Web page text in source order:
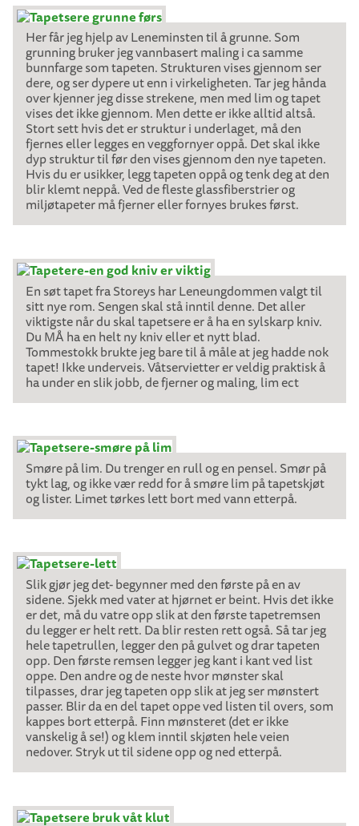
Her får jeg hjelp av Leneminsten til å grunne. Som
grunning bruker jeg vannbasert maling i ca samme
bunnfarge som tapeten. Strukturen vises gjennom ser
dere, og ser dypere ut enn i virkeligheten. Tar jeg hånda
over kjenner jeg disse strekene, men med lim og tapet
vises det ikke gjennom. Men dette er ikke alltid altså.
Stort sett hvis det er struktur i underlaget, må den
fjernes eller legges en veggfornyer oppå. Det skal ikke
dyp struktur til før den vises gjennom den nye tapeten.
Hvis du er usikker, legg tapeten oppå og tenk deg at den
blir klemt neppå. Ved de fleste glassfiberstrier og
miljøtapeter må fjerner eller fornyes brukes først.
En søt tapet fra Storeys har Leneungdommen valgt til
sitt nye rom. Sengen skal stå inntil denne. Det aller
viktigste når du skal tapetsere er å ha en sylskarp kniv.
Du MÅ ha en helt ny kniv eller et nytt blad.
Tommestokk brukte jeg bare til å måle at jeg hadde nok
tapet! Ikke underveis. Våtservietter er veldig praktisk å
ha under en slik jobb, de fjerner og maling, lim ect
Smøre på lim. Du trenger en rull og en pensel. Smør på
tykt lag, og ikke vær redd for å smøre lim på tapetskjøt
og lister. Limet tørkes lett bort med vann etterpå.
Slik gjør jeg det- begynner med den første på en av
sidene. Sjekk med vater at hjørnet er beint. Hvis det ikke
er det, må du vatre opp slik at den første tapetremsen
du legger er helt rett. Da blir resten rett også. Så tar jeg
hele tapetrullen, legger den på gulvet og drar tapeten
opp. Den første remsen legger jeg kant i kant ved list
oppe. Den andre og de neste hvor mønster skal
tilpasses, drar jeg tapeten opp slik at jeg ser mønstert
passer. Blir da en del tapet oppe ved listen til overs, som
kappes bort etterpå. Finn mønsteret (det er ikke
vanskelig å se!) og klem inntil skjøten hele veien
nedover. Stryk ut til sidene opp og ned etterpå.